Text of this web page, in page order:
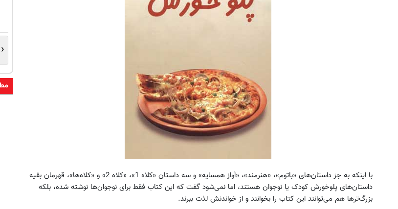
با اینکه به جز داستان‌های «باتوم»، «هنرمند»، «آواز همسایه» و سه داستان «کلاه 1»، «کلاه 2» و «کلاه‌ها»، قهرمان بقیه
داستان‌های پلوخورش کودک یا نوجوان هستند، اما نمی‌شود گفت که این کتاب فقط برای نوجوان‌ها نوشته شده، بلکه
‌بزرگ‌ترها هم می‌توانند این کتاب را بخوانند و از خواندنش لذت ببرند.
‹